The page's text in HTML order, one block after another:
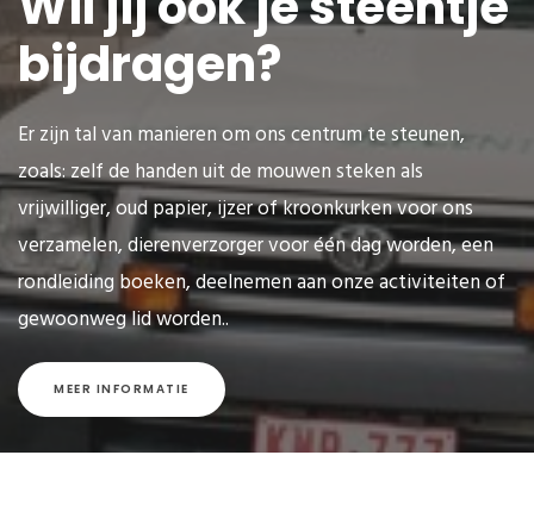
bijdragen?
Er zijn tal van manieren om ons centrum te steunen,
zoals: zelf de handen uit de mouwen steken als
vrijwilliger, oud papier, ijzer of kroonkurken voor ons
verzamelen, dierenverzorger voor één dag worden, een
rondleiding boeken, deelnemen aan onze activiteiten of
gewoonweg lid worden..
MEER INFORMATIE